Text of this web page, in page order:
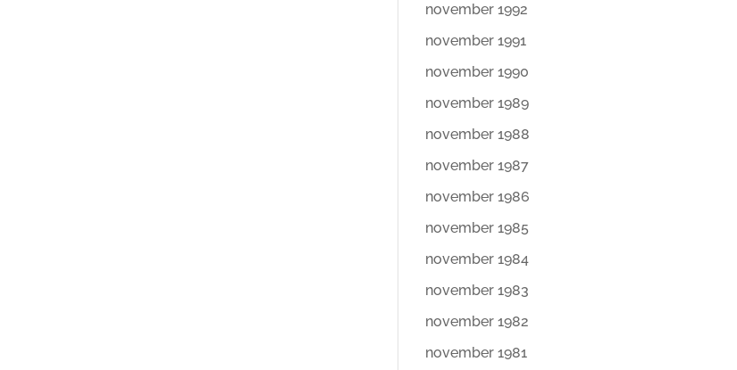
november 1992
november 1991
november 1990
november 1989
november 1988
november 1987
november 1986
november 1985
november 1984
november 1983
november 1982
november 1981